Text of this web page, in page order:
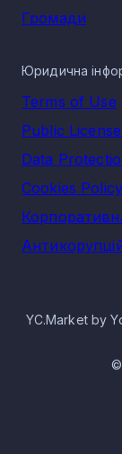
Громади
Юридична
Terms of Use
Public
Data
Cookies Policy
YC.Market by
©